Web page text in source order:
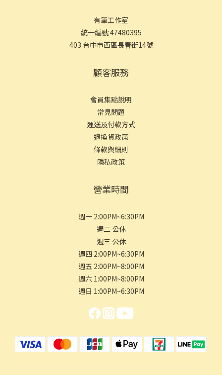
有筆工作室
統一編號 47480395
403 台中市西區長春街14號
顧客服務
會員集點說明
常見問題
運送及付款方式
退換貨政策
條款與細則
隱私政策
營業時間
週一 2:00PM~6:30PM
週二 公休
週三 公休
週四 2:00PM~6:30PM
週五 2:00PM~8:00PM
週六 1:00PM~8:00PM
週日 1:00PM~6:30PM